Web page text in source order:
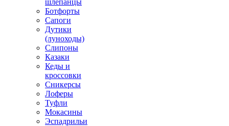
шлепанцы
Ботфорты
Сапоги
Дутики
(луноходы)
Слипоны
Казаки
Кеды и
кроссовки
Сникерсы
Лоферы
Туфли
Мокасины
Эспадрильи